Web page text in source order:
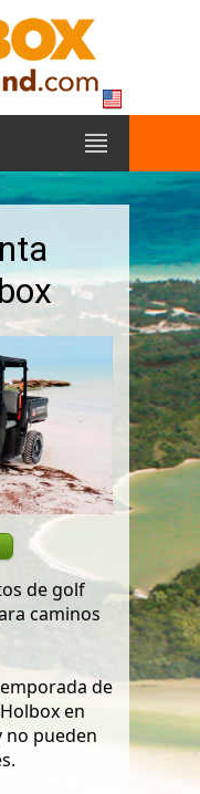
de golf
caminos
de
en
no pueden